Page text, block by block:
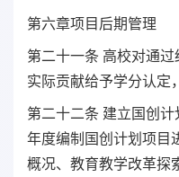
第六章项目后期管理
第二十一条 高校对通
实际贡献给予学分认定
第二十二条 建立国创
年度编制国创计划项目
概况、教育教学改革探